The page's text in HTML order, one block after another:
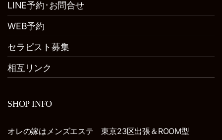
LINE予約･お問合せ
WEB予約
セラピスト募集
相互リンク
SHOP INFO
オレの嫁はメンズエステ 東京23区出張＆ROOM型